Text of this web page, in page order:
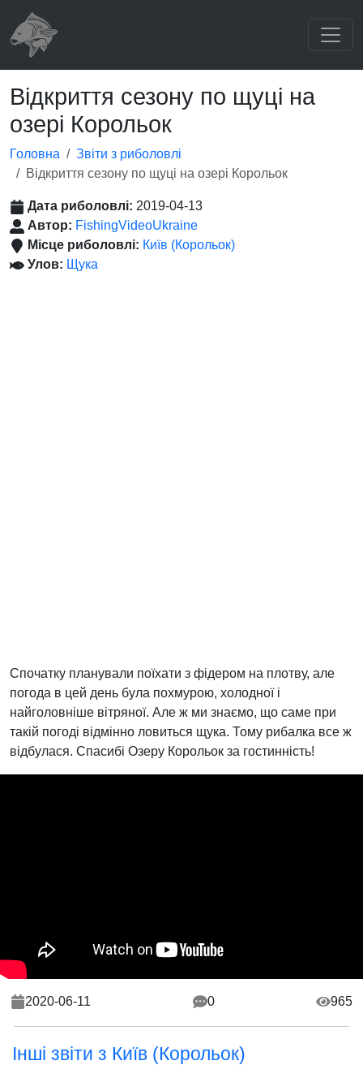
Відкриття сезону по щуці на
озері Корольок
Головна
Звіти з риболовлі
Відкриття сезону по щуці на озері Корольок
Дата риболовлі: 2019-04-13
Автор: FishingVideoUkraine
Місце риболовлі: Київ (Корольок)
Улов: Щука
Спочатку планували поїхати з фідером на плотву, але
погода в цей день була похмурою, холодної і
найголовніше вітряної. Але ж ми знаємо, що саме при
такій погоді відмінно ловиться щука. Тому рибалка все ж
відбулася. Спасибі Озеру Корольок за гостинність!
2020-06-11 0 965
Інші звіти з Київ (Корольок)